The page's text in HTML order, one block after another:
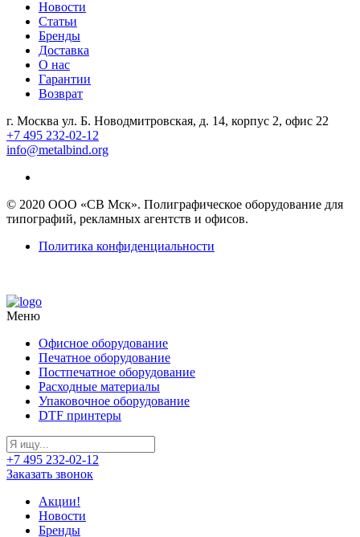
Новости
Статьи
Бренды
Доставка
О нас
Гарантии
Возврат
г. Москва ул. Б. Новодмитровская, д. 14, корпус 2, офис 22
+7 495 232-02-12
info@metalbind.org
© 2020 ООО «СВ Мск». Полиграфическое оборудование для
типографий, рекламных агентств и офисов.
Политика конфиденциальности
Меню
Офисное оборудование
Печатное оборудование
Постпечатное оборудование
Расходные материалы
Упаковочное оборудование
DTF принтеры
+7 495 232-02-12
Заказать звонок
Акции!
Новости
Бренды